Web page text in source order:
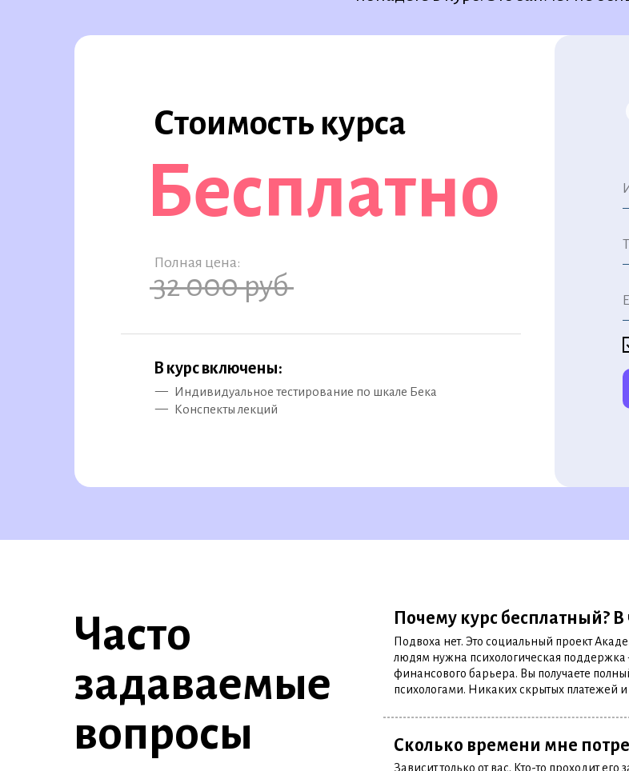
Стоимость курса
Полная цена:
32 000руб
Индивидуальное тестирование по шкале Бека
Конспекты лекций
—
—
Бесплатно
В курс включены:
Сколько времени мне
Зависит только от вас. Кто-то проходит
Часто
задаваемые
вопросы
Подвоха нет. Это социальный проект
людям нужна психологическая поддержка
финансового барьера. Вы получаете
психологами. Никаких скрытых платежей
Почему курс бесплатный?